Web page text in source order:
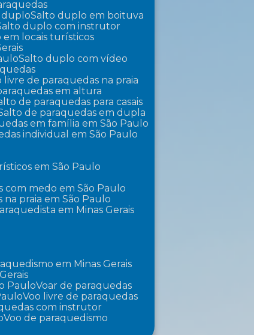
duplo Salto duplo em boituva
Salto duplo com instrutor
em locais turísticos
Salto duplo com vídeo
livre de paraquedas na praia
em altura
de paraquedas para casais
Salto de paraquedas em dupla
em família em São Paulo
individual em São Paulo
em São Paulo
com medo em São Paulo
na praia em São Paulo
em Minas Gerais
em Minas Gerais
Paulo Voar de paraquedas
Voo livre de paraquedas
com instrutor
Voo de paraquedismo